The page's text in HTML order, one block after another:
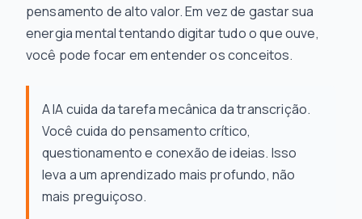
pensamento de alto valor. Em vez de gastar sua
energia mental tentando digitar tudo o que ouve,
você pode focar ementenderos conceitos.
A IA cuida da tarefa mecânica da transcrição.
Você cuida do pensamento crítico,
questionamento e conexão de ideias. Isso
leva a um aprendizado mais profundo, não
mais preguiçoso.